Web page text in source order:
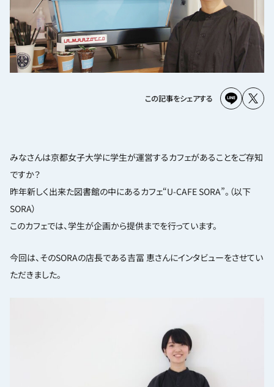
この記事をシェアする
みなさんは京都女子大学に学生が運営するカフェがあることをご存知
ですか？
昨年新しく出来た図書館の中にあるカフェ“U-CAFE SORA”。（以下
SORA）
このカフェでは、学生が企画から提供までを行っています。
今回は、そのSORAの店長である吉冨 恵さんにインタビューをさせてい
ただきました。